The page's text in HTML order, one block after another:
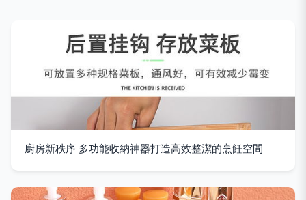
廚房新秩序 多功能收納神器打造高效整潔的烹飪空間